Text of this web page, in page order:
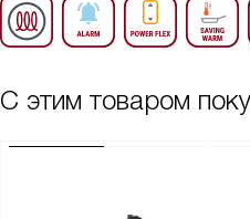
С этим товаром